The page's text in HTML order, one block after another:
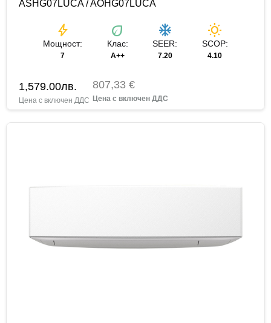
ASHG07LUCA / AOHG07LUCA
bolt
Мощност:
7
eco
Клас:
A++
ac_unit
SEER:
7.20
wb_sunny
SCOP:
4.10
1,579.00лв. 807,33 €